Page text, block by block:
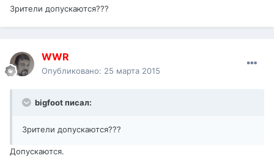
Зрители допускаются???
WWR
Опубликовано: 25 марта 2015
bigfoot писал:
Зрители допускаются???
Допускаются.